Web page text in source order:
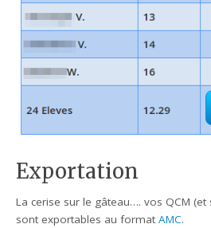
Exportation
La cerise sur le gâteau…. vos QCM
sont exportables au formatAMC.